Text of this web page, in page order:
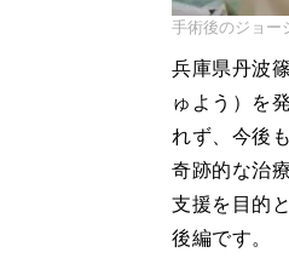
手術後のジョー
兵庫県丹波
ゅよう）を
れず、今後
奇跡的な治
支援を目的
後編です。